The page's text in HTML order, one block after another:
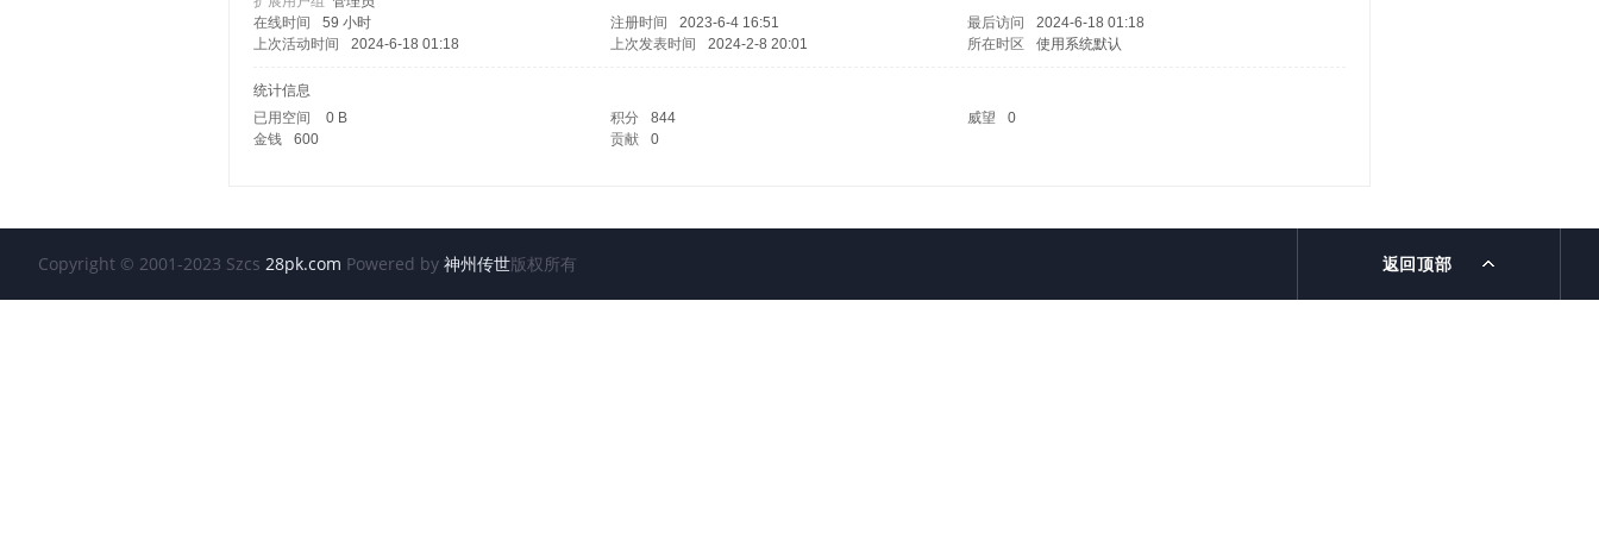
在线时间
59 小时 注册时间 2023-6-4 16:51 最后访问
2024-6-18 01:18
上次活动时间
2024-6-18 01:18 上次发表时间 2024-2-8 20:01 所在时区 使用系统默认
统计信息
已用空间
0 B 积分 844 威望
0
金钱
600 贡献 0
返回顶部
Copyright © 2001-2023 Szcs 28pk.com Powered by 神州传世版权所有